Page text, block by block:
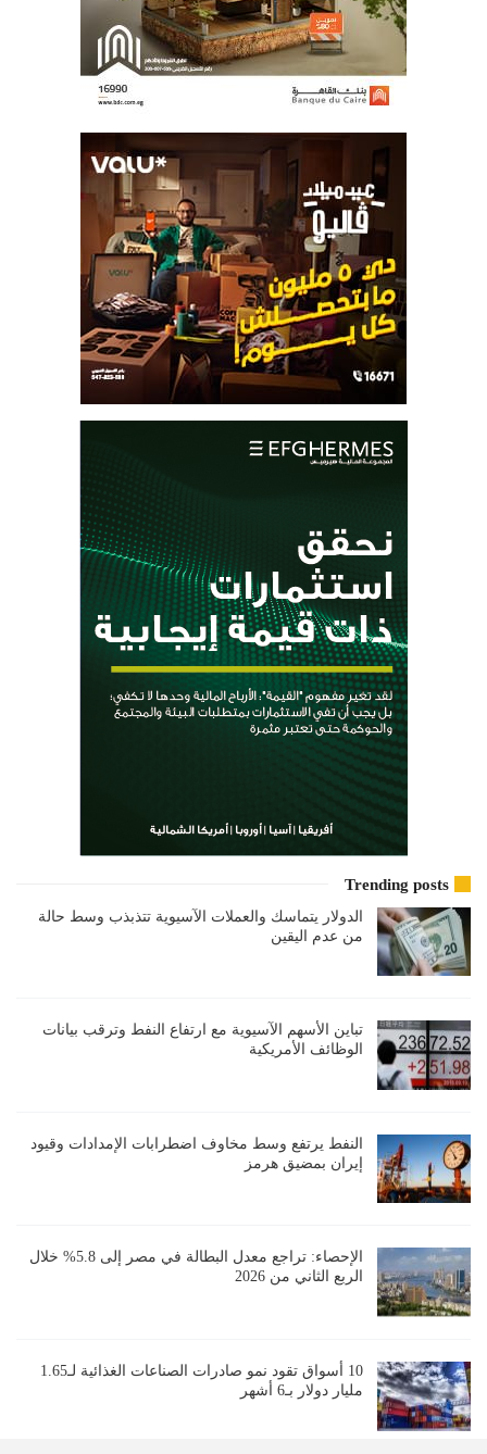
Trending posts
الدولار يتماسك والعملات الآسيوية تتذبذب وسط حالة
من عدم اليقين
تباين الأسهم الآسيوية مع ارتفاع النفط وترقب بيانات
الوظائف الأمريكية
النفط يرتفع وسط مخاوف اضطرابات الإمدادات وقيود
إيران بمضيق هرمز
الإحصاء: تراجع معدل البطالة في مصر إلى 5.8% خلال
الربع الثاني من 2026
10 أسواق تقود نمو صادرات الصناعات الغذائية لـ1.65
مليار دولار بـ6 أشهر